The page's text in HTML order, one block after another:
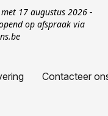
17 augustus 2026 -
op afspraak via
Contacteer